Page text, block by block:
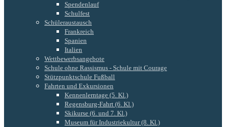
Spendenlauf
Schulfest
Schüleraustausch
Frankreich
Spanien
Italien
Wettbewerbsangebote
Schule ohne Rassismus - Schule mit Courage
Stützpunktschule Fußball
Fahrten und Exkursionen
Kennenlerntage (5. Kl.)
Regensburg-Fahrt (6. Kl.)
Skikurse (6. und 7. Kl.)
Museum für Industriekultur (8. Kl.)